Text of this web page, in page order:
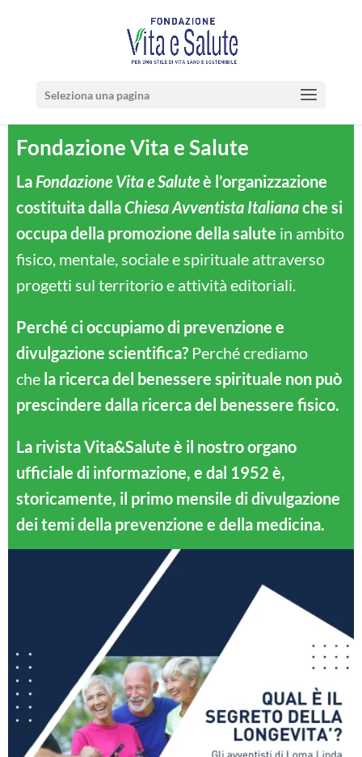
Seleziona una pagina
Fondazione Vita e Salute
LaFondazione Vita e Saluteè l’organizzazione
costituita dallaChiesa Avventista Italianache si
occupa della promozione della salute in ambito
fisico, mentale, sociale e spirituale attraverso
progetti sul territorio e attività editoriali.
Perché ci occupiamo di prevenzione e
divulgazione scientifica? Perché crediamo
che la ricerca del benessere spirituale non può
prescindere dalla ricerca del benessere fisico.
La rivista Vita&Salute è il nostro organo
ufficiale di informazione, e dal 1952 è,
storicamente, il primo mensile di divulgazione
dei temi della prevenzione e della medicina.